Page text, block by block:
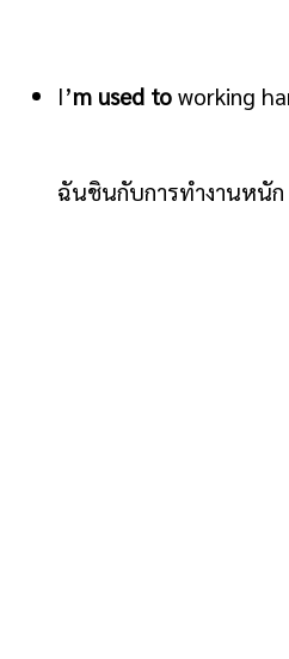
I’m used to working
ฉันชินกับการทำงานหนัก